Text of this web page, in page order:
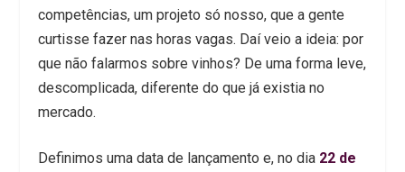
competências, um projeto só nosso, que a gente
curtisse fazer nas horas vagas. Daí veio a ideia: por
que não falarmos sobre vinhos? De uma forma leve,
descomplicada, diferente do que já existia no
mercado.
Definimos uma data de lançamento e, no dia 22 de